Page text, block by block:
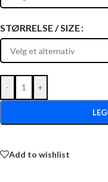
STØRRELSE / SIZE
- +
Add to wishlist